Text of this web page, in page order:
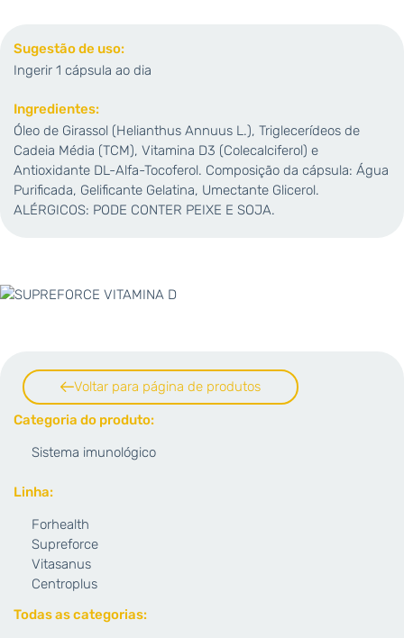
Voltar para página de produtos
Categoria do produto:
Sistema imunológico
Linha:
Forhealth
Supreforce
Vitasanus
Centroplus
Todas as categorias:
Sugestão de uso:
Ingerir 1 cápsula ao dia
Ingredientes:
Óleo de Girassol (Helianthus Annuus L.), Triglecerídeos de
Cadeia Média (TCM), Vitamina D3 (Colecalciferol) e
Antioxidante DL-Alfa-Tocoferol. Composição da cápsula: Água
Purificada, Gelificante Gelatina, Umectante Glicerol.
ALÉRGICOS: PODE CONTER PEIXE E SOJA.